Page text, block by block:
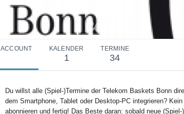
ACCOUNT KALENDER
1
TERMINE
34
Du willst alle (Spiel-)Termine der Telekom Baskets Bonn
dem Smartphone, Tablet oder Desktop-PC integrieren?
abonnieren und fertig! Das Beste daran: sobald neue